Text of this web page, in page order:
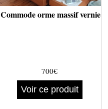
Commode orme massif vernie
700€
Voir ce produit